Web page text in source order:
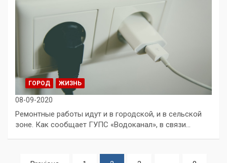
ГОРОД ЖИЗНЬ
08-09-2020
Ремонтные работы идут и в городской, и в сельской
зоне. Как сообщает ГУПС «Водоканал», в связи…